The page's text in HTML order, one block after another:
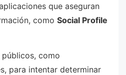
que aseguran
como Social Profile
como
para intentar determinar